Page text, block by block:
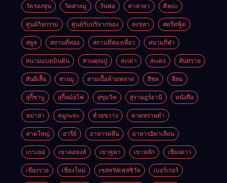
วัดร่องขุ่น วัดสายมู วันพ่อ ศาลายา ศิลปะ
ศูนย์กิจกรรม ศูนย์รับบริจากของ สงขลา สตรีทฟู้ด
สตูล สถานที่ท่อง สถานที่ท่องเที่ยว สนามกีฬา
สนามแบดมินตัน สวนคุณปู่ สะเดา สะเตง สันทราย
สันผีเสื้อ สายมู สายเนื้อห้ามพลาด สิชล สีลม
สุกี้ชาบู สุกี้หม้อไฟ สุขุมวิท สุราษฎร์ธานี หนังสือ
หม่าล่า หมูกะทะ ห้วยขวาง หาดทรายดำ
หาดใหญ่ อารีย์ อาหารคลีน อาหารอิตาเลียน
เกาะยอ เขาคอหงส์ เขาคูหา เขาหลัก เชียงดาว
เชียงราย เชียงใหม่ เซสทรัสเฟสซิวัล เบอร์เกอร์